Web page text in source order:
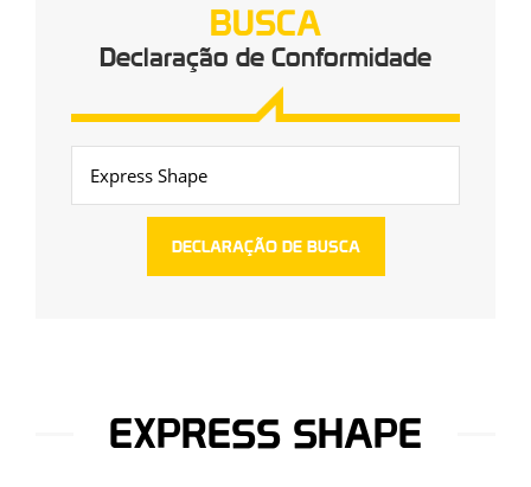
BUSCA
Declaração de Conformidade
EXPRESS SHAPE